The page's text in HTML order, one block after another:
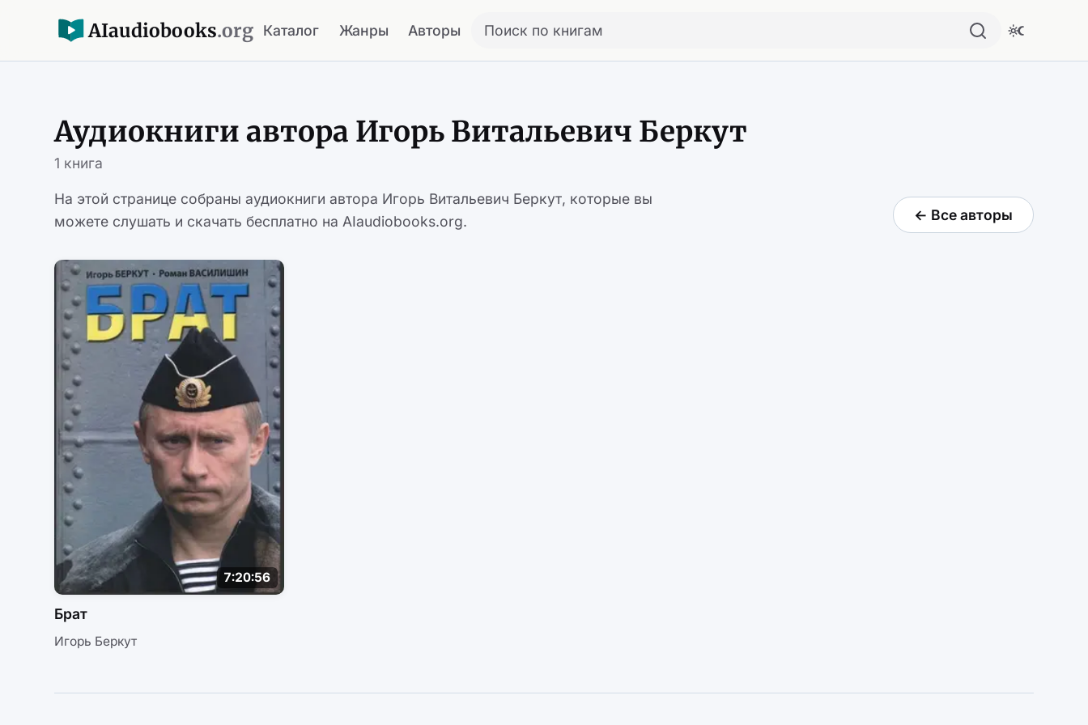
AIaudiobooks.org Каталог Жанры Авторы Поиск по книгам
Аудиокниги автора Игорь Витальевич Беркут
1 книга
На этой странице собраны аудиокниги автора Игорь Витальевич Беркут, которые вы
можете слушать и скачать бесплатно на AIaudiobooks.org.
← Все авторы
7:20:56
Брат
Игорь Беркут